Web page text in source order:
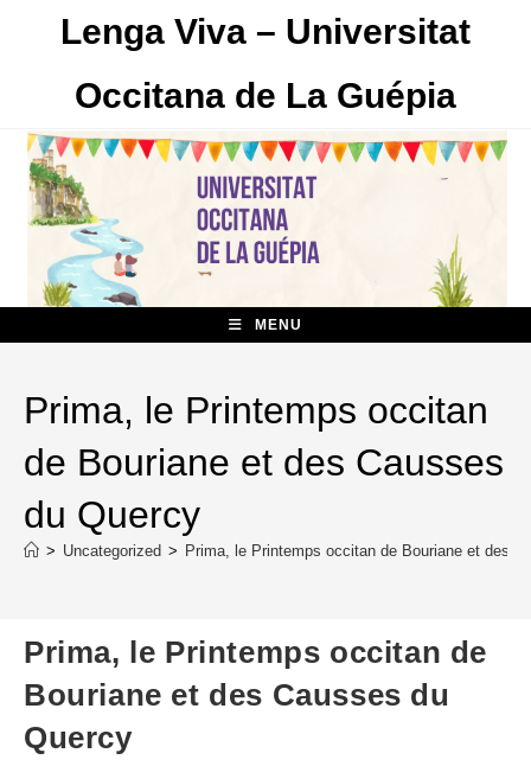
Lenga Viva – Universitat
Occitana de La Guépia
MENU
Prima, le Printemps occitan
de Bouriane et des Causses
du Quercy
> Uncategorized > Prima, le Printemps occitan de Bouriane et des
Prima, le Printemps occitan de
Bouriane et des Causses du
Quercy